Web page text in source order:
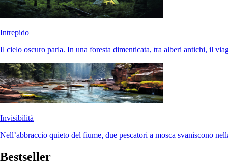
Intrepido
Il cielo oscuro parla. In una foresta dimenticata, tra alberi antichi, il
Invisibilità
Nell’abbraccio quieto del fiume, due pescatori a mosca svaniscono
Bestseller